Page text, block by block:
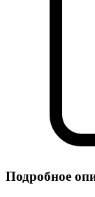
Подробное